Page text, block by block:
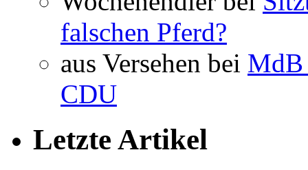
falschen Pferd?
aus Versehen bei MdB
CDU
Letzte Artikel